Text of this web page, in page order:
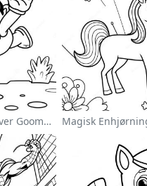
Mario Hopper Over Goombas Fargeleggingsside